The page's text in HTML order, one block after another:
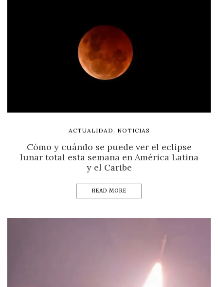
ACTUALIDAD , NOTICIAS
Cómo y cuándo se puede ver el eclipse
lunar total esta semana en América Latina
y el Caribe
READ MORE